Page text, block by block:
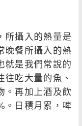
攝入的熱量是
晚餐所攝入的熱
就是我們常說的
吃大量的魚、
。再加上酒及飲
。日積月累，啤